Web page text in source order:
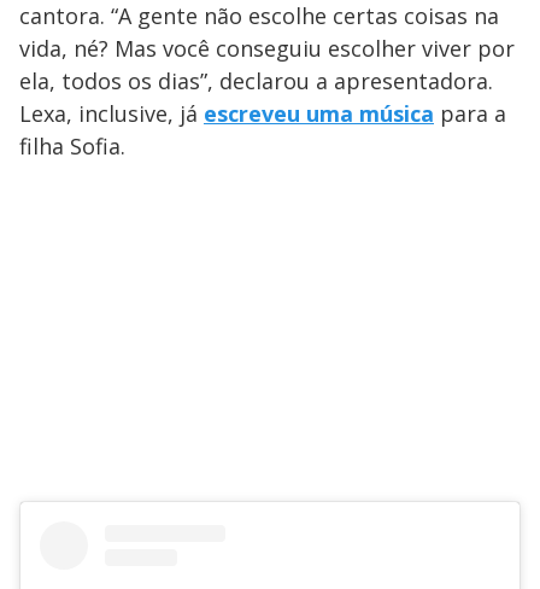
cantora. “A gente não escolhe certas coisas na
vida, né? Mas você conseguiu escolher viver por
ela, todos os dias”, declarou a apresentadora.
Lexa, inclusive, já escreveu uma música para a
filha Sofia.